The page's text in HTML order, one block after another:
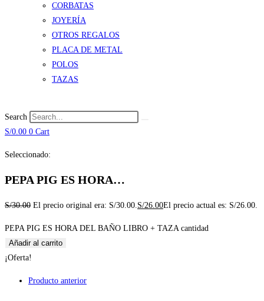
CORBATAS
JOYERÍA
OTROS REGALOS
PLACA DE METAL
POLOS
TAZAS
Search
S/0.00 0 Cart
Seleccionado:
PEPA PIG ES HORA…
S/30.00 El precio original era: S/30.00. S/26.00El precio actual es: S/26.00.
PEPA PIG ES HORA DEL BAÑO LIBRO + TAZA cantidad
Añadir al carrito
¡Oferta!
Producto anterior